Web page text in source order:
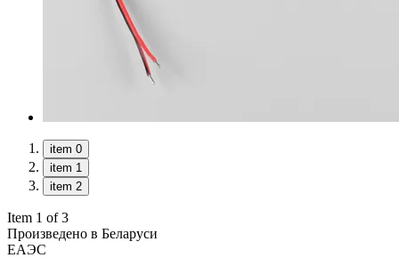
item 0
item 1
item 2
Item 1 of 3
Произведено в Беларуси
ЕАЭС